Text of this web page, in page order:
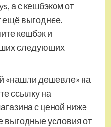
а с кешбэком от
ещё выгоднее.
кешбэк и
следующих
«нашли дешевле» на
ссылку на
с ценой ниже
выгодные условия от